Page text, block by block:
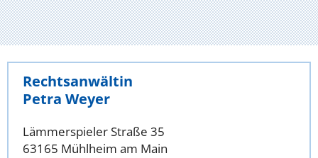
Rechtsanwältin
Petra Weyer
Lämmerspieler Straße 35
63165 Mühlheim am Main